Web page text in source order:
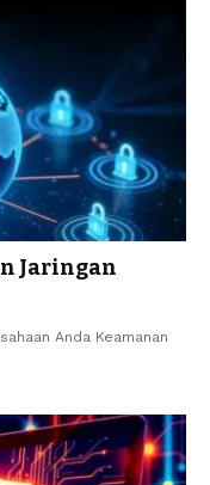
Jaringan
Anda Keamanan